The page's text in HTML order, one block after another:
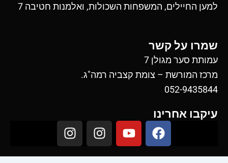
למען החיילים, המשפחות השכולות, ואלמנות חטיבה 7
שמרו על קשר
עמותת סער מגולן 7
מרכז המורשת – צומת קצביה רמה"ג.
052-9435844
עיקבו אחרינו
F
a
c
Y
o
u
I
n
s
I
n
s